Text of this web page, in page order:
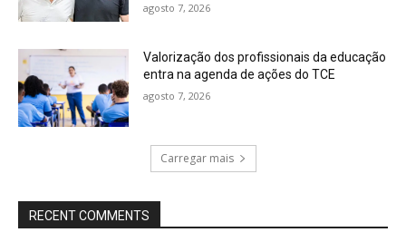
agosto 7, 2026
Valorização dos profissionais da educação
entra na agenda de ações do TCE
agosto 7, 2026
Carregar mais
RECENT COMMENTS